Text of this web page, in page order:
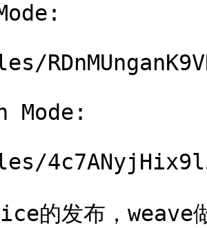
Mode:
的发布，weave